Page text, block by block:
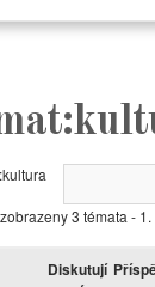
3 témata -
Diskutují